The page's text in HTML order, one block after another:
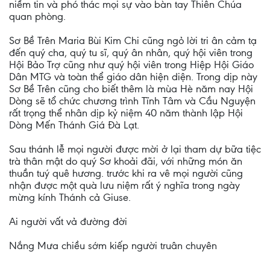
niềm tin và phó thác mọi sự vào bàn tay Thiên Chúa
quan phòng.
Sơ Bề Trên Maria Bùi Kim Chi cũng ngỏ lời tri ân cảm tạ
đến quý cha, quý tu sĩ, quý ân nhân, quý hội viên trong
Hội Bảo Trợ cũng như quý hội viên trong Hiệp Hội Giáo
Dân MTG và toàn thể giáo dân hiện diện. Trong dịp này
Sơ Bề Trên cũng cho biết thêm là mùa Hè năm nay Hội
Dòng sẽ tổ chức chương trình Tĩnh Tâm và Cầu Nguyện
rất trọng thể nhân dịp kỷ niệm 40 năm thành lập Hội
Dòng Mến Thánh Giá Đà Lạt.
Sau thánh lễ mọi người được mời ở lại tham dự bữa tiệc
trà thân mật do quý Sơ khoải đãi, với những món ăn
thuần tuý quê hương. trước khi ra vê mọi người cũng
nhận được một quà lưu niệm rất ý nghĩa trong ngày
mừng kính Thánh cả Giuse.
Ai người vất vả đường đời
Nắng Mưa chiều sớm kiếp người truân chuyên